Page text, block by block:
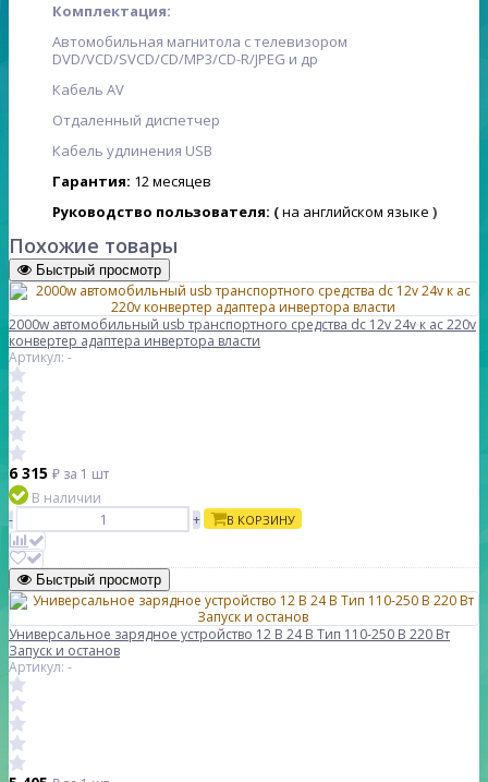
Комплектация:
Автомобильная магнитола с телевизором
DVD/VCD/SVCD/CD/MP3/CD-R/JPEG и др
Кабель AV
Отдаленный диспетчер
Кабель удлинения USB
Гарантия: 12месяцев
Руководство пользователя: (на английском языке )
Похожие товары
Быстрый просмотр
2000w автомобильный usb транспортного средства dc 12v 24v к ac 220v
конвертер адаптера инвертора власти
Артикул: -
6 315 ₽ за 1 шт
В наличии
-
+ В КОРЗИНУ
Быстрый просмотр
Универсальное зарядное устройство 12 В 24 В Тип 110-250 В 220 Вт
Запуск и останов
Артикул: -